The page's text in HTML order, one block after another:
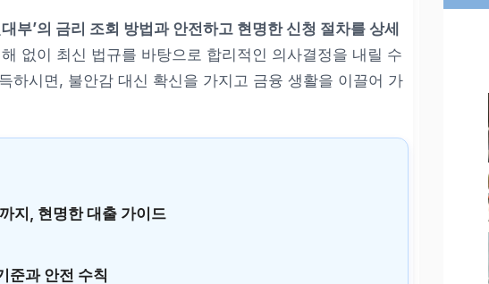
대부’의 금리 조회 방법과 안전하고 현명한 신청 절차를 상세
없이 최신 법규를 바탕으로 합리적인 의사결정을 내릴 수
하시면, 불안감 대신 확신을 가지고 금융 생활을 이끌어 가
지, 현명한 대출 가이드
준과 안전 수칙